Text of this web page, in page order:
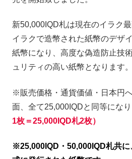
新50,000IQD札は現在のイラク
イラクで造幣された紙幣のデザ
紙幣になり、高度な偽造防止技
ュリティの高い紙幣となります。
※販売価格・通貨価値・日本円
面、全て25,000IQDと同等になり
1枚＝25,000IQD札2枚）
※25,000IQD・50,000IQD札共